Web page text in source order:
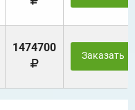
1474700
Заказать